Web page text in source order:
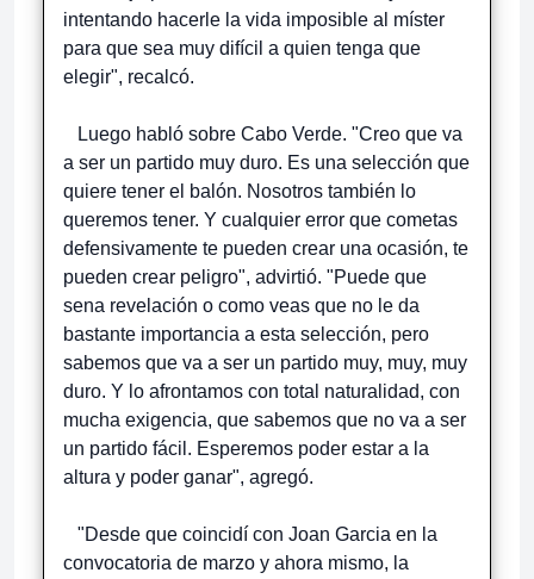
intentando hacerle la vida imposible al míster
para que sea muy difícil a quien tenga que
elegir", recalcó.
Luego habló sobre Cabo Verde. "Creo que va
a ser un partido muy duro. Es una selección que
quiere tener el balón. Nosotros también lo
queremos tener. Y cualquier error que cometas
defensivamente te pueden crear una ocasión, te
pueden crear peligro", advirtió. "Puede que
sena revelación o como veas que no le da
bastante importancia a esta selección, pero
sabemos que va a ser un partido muy, muy, muy
duro. Y lo afrontamos con total naturalidad, con
mucha exigencia, que sabemos que no va a ser
un partido fácil. Esperemos poder estar a la
altura y poder ganar", agregó.
"Desde que coincidí con Joan Garcia en la
convocatoria de marzo y ahora mismo, la